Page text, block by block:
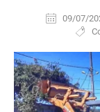
09/07/